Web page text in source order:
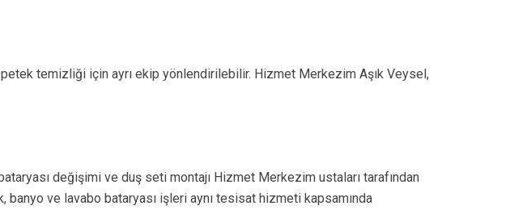
temizliği için ayrı ekip yönlendirilebilir. Hizmet Merkezim Aşık Veysel,
değişimi ve duş seti montajı Hizmet Merkezim ustaları tarafından
banyo ve lavabo bataryası işleri aynı tesisat hizmeti kapsamında